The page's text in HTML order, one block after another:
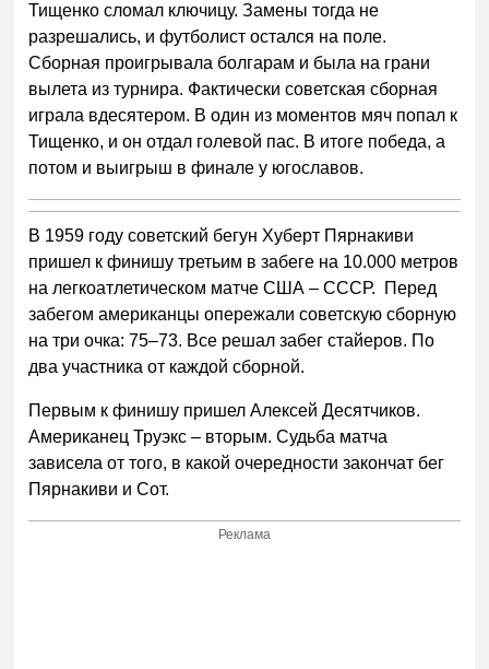
Тищенко сломал ключицу. Замены тогда не
разрешались, и футболист остался на поле.
Сборная проигрывала болгарам и была на грани
вылета из турнира. Фактически советская сборная
играла вдесятером. В один из моментов мяч попал к
Тищенко, и он отдал голевой пас. В итоге победа, а
потом и выигрыш в финале у югославов.
В 1959 году советский бегун Хуберт Пярнакиви
пришел к финишу третьим в забеге на 10.000 метров
на легкоатлетическом матче США – СССР. Перед
забегом американцы опережали советскую сборную
на три очка: 75–73. Все решал забег стайеров. По
два участника от каждой сборной.
Первым к финишу пришел Алексей Десятчиков.
Американец Труэкс – вторым. Судьба матча
зависела от того, в какой очередности закончат бег
Пярнакиви и Сот.
Реклама